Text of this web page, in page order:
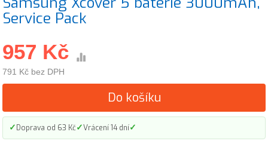
Service Pack
957 Kč
791 Kč bez DPH
Do košíku
✓Doprava od 63 Kč✓Vrácení 14 dní✓